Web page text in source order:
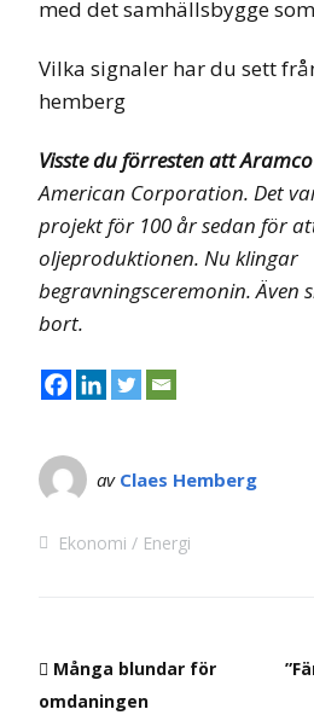
med det samhällsbygge
Vilka signaler har du sett
hemberg
Visste du förresten att Aramco
American Corporation. Det
projekt för 100 år sedan för
oljeproduktionen. Nu klingar
begravningsceremonin. Även
bort.
av Claes Hemberg
Ekonomi Energi
Många blundar för
omdaningen